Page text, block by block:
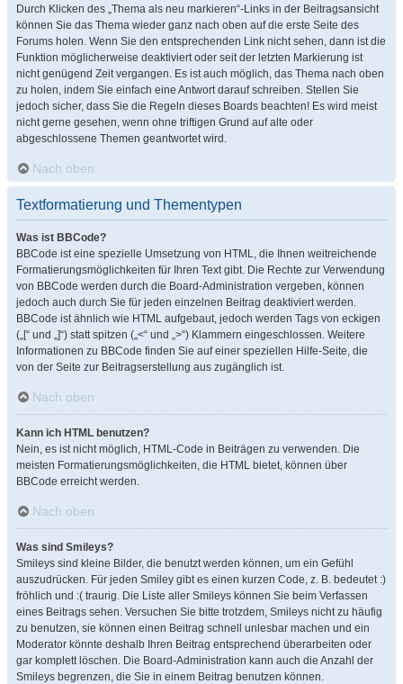
Durch Klicken des „Thema als neu markieren“-Links in der Beitragsansicht
können Sie das Thema wieder ganz nach oben auf die erste Seite des
Forums holen. Wenn Sie den entsprechenden Link nicht sehen, dann ist die
Funktion möglicherweise deaktiviert oder seit der letzten Markierung ist
nicht genügend Zeit vergangen. Es ist auch möglich, das Thema nach oben
zu holen, indem Sie einfach eine Antwort darauf schreiben. Stellen Sie
jedoch sicher, dass Sie die Regeln dieses Boards beachten! Es wird meist
nicht gerne gesehen, wenn ohne triftigen Grund auf alte oder
abgeschlossene Themen geantwortet wird.
Nach oben
Textformatierung und Thementypen
Was ist BBCode?
BBCode ist eine spezielle Umsetzung von HTML, die Ihnen weitreichende
Formatierungsmöglichkeiten für Ihren Text gibt. Die Rechte zur Verwendung
von BBCode werden durch die Board-Administration vergeben, können
jedoch auch durch Sie für jeden einzelnen Beitrag deaktiviert werden.
BBCode ist ähnlich wie HTML aufgebaut, jedoch werden Tags von eckigen
(„[“ und „]“) statt spitzen („<“ und „>“) Klammern eingeschlossen. Weitere
Informationen zu BBCode finden Sie auf einer speziellen Hilfe-Seite, die
von der Seite zur Beitragserstellung aus zugänglich ist.
Nach oben
Kann ich HTML benutzen?
Nein, es ist nicht möglich, HTML-Code in Beiträgen zu verwenden. Die
meisten Formatierungsmöglichkeiten, die HTML bietet, können über
BBCode erreicht werden.
Nach oben
Was sind Smileys?
Smileys sind kleine Bilder, die benutzt werden können, um ein Gefühl
auszudrücken. Für jeden Smiley gibt es einen kurzen Code, z. B. bedeutet :)
fröhlich und :( traurig. Die Liste aller Smileys können Sie beim Verfassen
eines Beitrags sehen. Versuchen Sie bitte trotzdem, Smileys nicht zu häufig
zu benutzen, sie können einen Beitrag schnell unlesbar machen und ein
Moderator könnte deshalb Ihren Beitrag entsprechend überarbeiten oder
gar komplett löschen. Die Board-Administration kann auch die Anzahl der
Smileys begrenzen, die Sie in einem Beitrag benutzen können.